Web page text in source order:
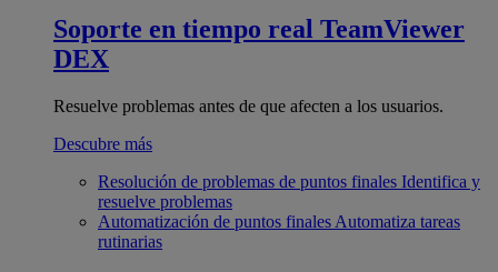
Soporte en tiempo real TeamViewer
DEX
Resuelve problemas antes de que afecten a los usuarios.
Descubre más
Resolución de problemas de puntos finales Identifica y
resuelve problemas
Automatización de puntos finales Automatiza tareas
rutinarias